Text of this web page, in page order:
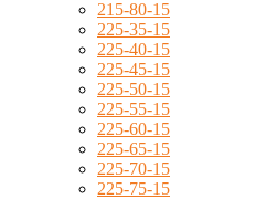
215-80-15
225-35-15
225-40-15
225-45-15
225-50-15
225-55-15
225-60-15
225-65-15
225-70-15
225-75-15